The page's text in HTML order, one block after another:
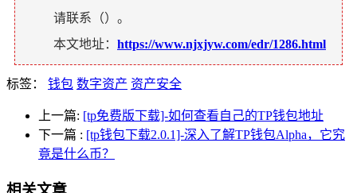
请联系（）。
本文地址： https://www.njxjyw.com/edr/1286.html
标签： 钱包 数字资产 资产安全
上一篇: [tp免费版下载]-如何查看自己的TP钱包地址
下一篇 : [tp钱包下载2.0.1]-深入了解TP钱包Alpha，它究
竟是什么币？
相关文章